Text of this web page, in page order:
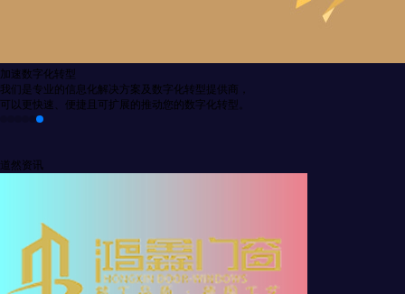
加速数字化转型
我们是专业的信息化解决方案及数字化转型提供商，
可以更快速、便捷且可扩展的推动您的数字化转型。
道然资讯